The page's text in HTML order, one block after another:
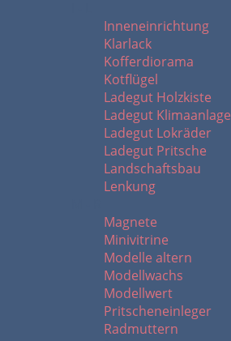
Inneneinrichtung
Klarlack
Kofferdiorama
Kotflügel
Ladegut Holzkiste
Ladegut Klimaanlage
Ladegut Lokräder
Ladegut Pritsche
Landschaftsbau
Lenkung
Magnete
Minivitrine
Modelle altern
Modellwachs
Modellwert
Pritscheneinleger
Radmuttern